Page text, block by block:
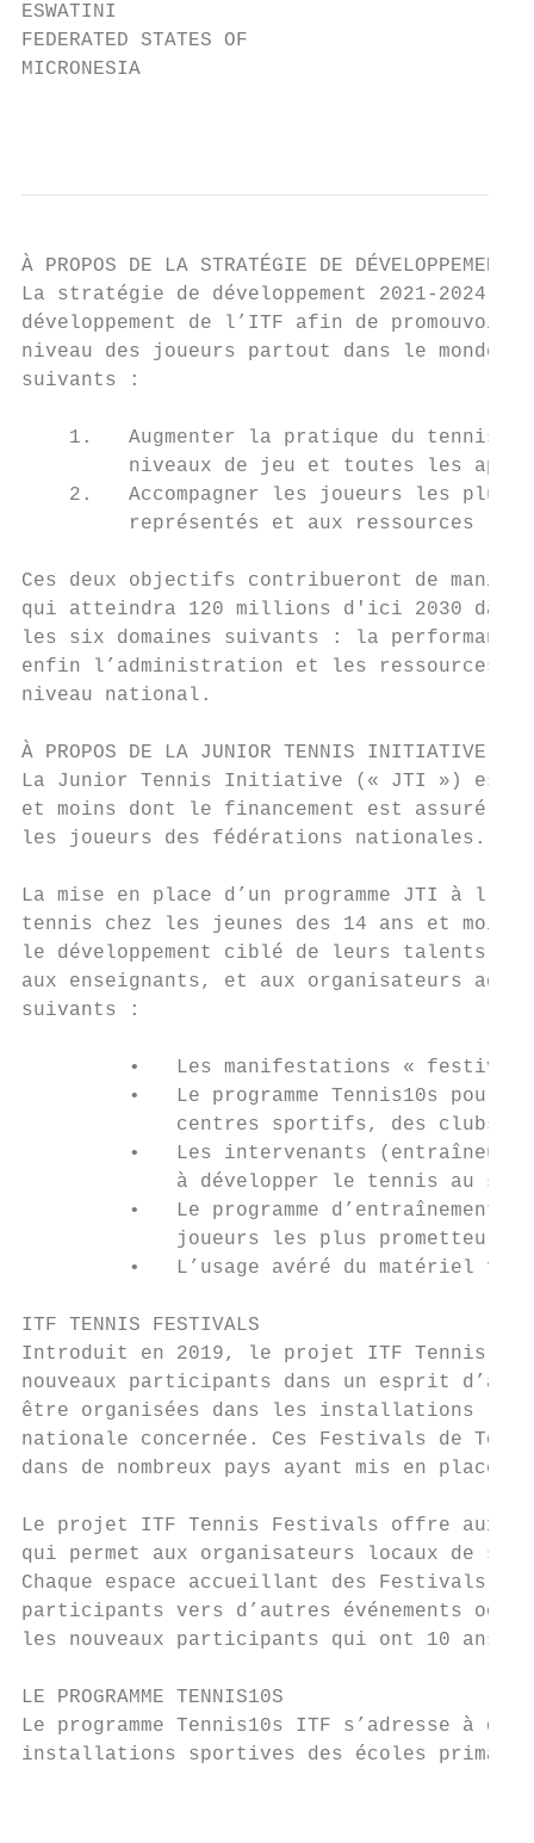
ESWATINI
FEDERATED STATES OF
MICRONESIA
À PROPOS DE LA STRATÉGIE DE DÉVELOPPEMENT
La stratégie de développement 2021-2024
développement de l’ITF afin de
niveau des joueurs partout dans le
suivants :
1.   Augmenter la pratique du tennis
niveaux de jeu et toutes les
2.   Accompagner les joueurs les plus
représentés et aux ressources
Ces deux objectifs contribueront de
qui atteindra 120 millions d'ici 2030 dans
les six domaines suivants : la
enfin l’administration et les ressources.
niveau national.
À PROPOS DE LA JUNIOR TENNIS INITIATIVE
La Junior Tennis Initiative (« JTI ») est un
et moins dont le financement est assuré
les joueurs des fédérations nationales.
La mise en place d’un programme JTI à
tennis chez les jeunes des 14 ans et
le développement ciblé de leurs talents au
aux enseignants, et aux organisateurs
suivants :
•   Les manifestations «
•   Le programme Tennis10s pour
centres sportifs, des clubs
•   Les intervenants
à développer le tennis au
•   Le programme d’entraînement
joueurs les plus prometteurs
•   L’usage avéré du matériel
ITF TENNIS FESTIVALS
Introduit en 2019, le projet ITF Tennis
nouveaux participants dans un esprit
être organisées dans les installations
nationale concernée. Ces Festivals de
dans de nombreux pays ayant mis en place
Le projet ITF Tennis Festivals offre aux
qui permet aux organisateurs locaux de
Chaque espace accueillant des Festivals
participants vers d’autres événements
les nouveaux participants qui ont 10 ans
LE PROGRAMME TENNIS10S
Le programme Tennis10s ITF s’adresse à
installations sportives des écoles